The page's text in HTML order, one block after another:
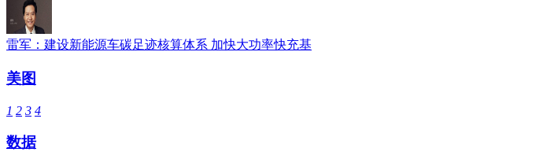
雷军：建设新能源车碳足迹核算体系 加快大功率快充基
美图
1 2 3 4
数据